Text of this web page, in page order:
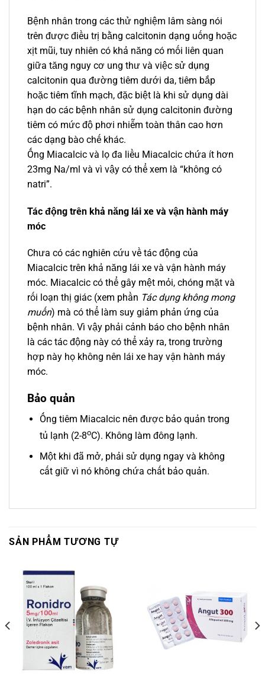
Bệnh nhân trong các thử nghiệm lâm sàng nói
trên được điều trị bằng calcitonin dạng uống hoặc
xịt mũi, tuy nhiên có khả năng có mối liên quan
giữa tăng nguy cơ ung thư và việc sử dụng
calcitonin qua đường tiêm dưới da, tiêm bắp
hoặc tiêm tĩnh mạch, đặc biệt là khi sử dụng dài
hạn do các bệnh nhân sử dụng calcitonin đường
tiêm có mức độ phơi nhiễm toàn thân cao hơn
các dạng bào chế khác.
Ống Miacalcic và lọ đa liều Miacalcic chứa ít hơn
23mg Na/ml và vì vậy có thể xem là “không có
natri”.
Tác động trên khả năng lái xe và vận hành máy
móc
Chưa có các nghiên cứu về tác động của
Miacalcic trên khả năng lái xe và vận hành máy
móc. Miacalcic có thể gây mệt mỏi, chóng mặt và
rối loạn thị giác (xem phần Tác dụng không mong
muốn) mà có thể làm suy giảm phản ứng của
bệnh nhân. Vì vậy phải cảnh báo cho bệnh nhân
là các tác động này có thể xảy ra, trong trường
hợp này họ không nên lái xe hay vận hành máy
móc.
Bảo quản
Ống tiêm Miacalcic nên được bảo quản trong
tủ lạnh (2-8oC). Không làm đông lạnh.
Một khi đã mở, phải sử dụng ngay và không
cất giữ vì nó không chứa chất bảo quản.
SẢN PHẨM TƯƠNG TỰ